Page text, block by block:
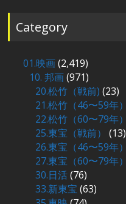
Category
01.映画(2,419)
10. 邦画(971)
20.松竹（戦前) (23)
21.松竹（46〜59年）
22.松竹（60〜79年）
25.東宝（戦前）
(13)
26.東宝（46〜59年）
27.東宝（60〜79年）
30.日活(76)
33.新東宝(63)